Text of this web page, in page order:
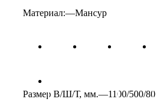
Материал:—Мансур
Размер В/Ш/Т, мм.—1100/500/80